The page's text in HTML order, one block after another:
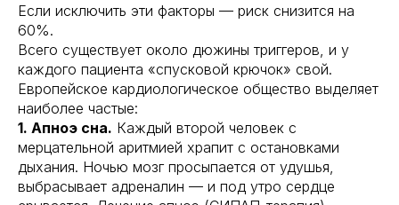
Если исключить эти факторы — риск снизится на
60%.
Всего существует около дюжины триггеров, и у
каждого пациента «спусковой крючок» свой.
Европейское кардиологическое общество выделяет
наиболее частые:
1. Апноэ сна. Каждый второй человек с
мерцательной аритмией храпит с остановками
дыхания. Ночью мозг просыпается от удушья,
выбрасывает адреналин — и под утро сердце